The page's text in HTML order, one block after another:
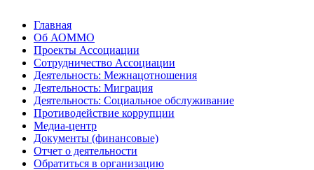
Главная
Об АОММО
Проекты Ассоциации
Сотрудничество Ассоциации
Деятельность: Межнацотношения
Деятельность: Миграция
Деятельность: Социальное обслуживание
Противодействие коррупции
Медиа-центр
Документы (финансовые)
Отчет о деятельности
Обратиться в организацию